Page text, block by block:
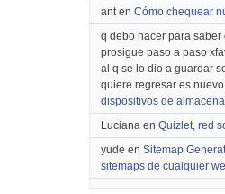
ant en Cómo chequear
q debo hacer para
prosigue paso a paso
al q se lo dio a guardar
quiere regresar es
dispositivos de
Luciana en Quizlet, red
yude en Sitemap
sitemaps de cualquier